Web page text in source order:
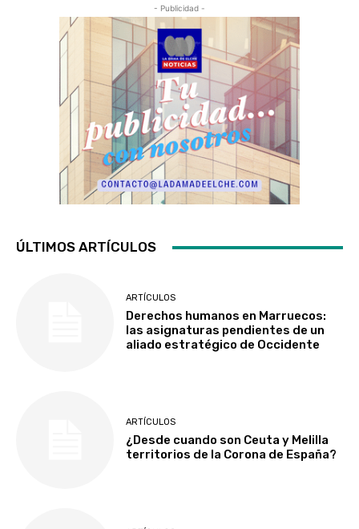
- Publicidad -
ÚLTIMOS ARTÍCULOS
ARTÍCULOS
Derechos humanos en Marruecos:
las asignaturas pendientes de un
aliado estratégico de Occidente
ARTÍCULOS
¿Desde cuando son Ceuta y Melilla
territorios de la Corona de España?